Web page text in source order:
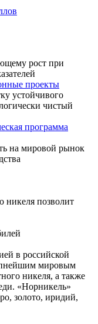
рост при
проекты
устойчивого
чистый
программа
на мировой рынок
никеля позволит
в российской
мировым
никеля, а также
«Норникель»
золото, иридий,